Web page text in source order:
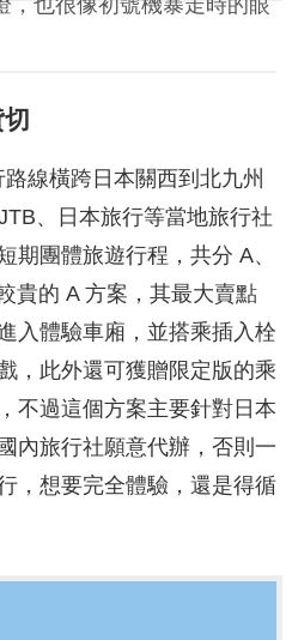
，也很像初號機暴走時的眼
線橫跨日本關西到北九州
、日本旅行等當地旅行社
期團體旅遊行程，共分 A、
貴的 A 方案，其最大賣點
入體驗車廂，並搭乘插入栓
，此外還可獲贈限定版的乘
不過這個方案主要針對日本
內旅行社願意代辦，否則一
，想要完全體驗，還是得循